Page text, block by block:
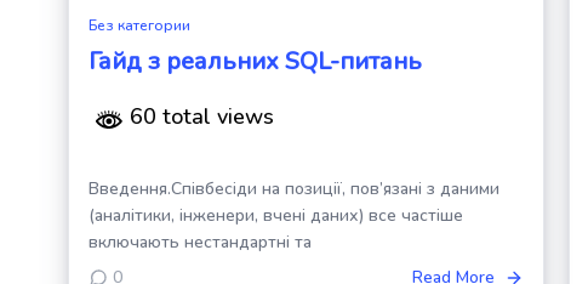
Без категории
Гайд з реальних SQL-питань
60 total views
Введення.Співбесіди на позиції, пов’язані з даними
(аналітики, інженери, вчені даних) все частіше
включають нестандартні та
0
Read More